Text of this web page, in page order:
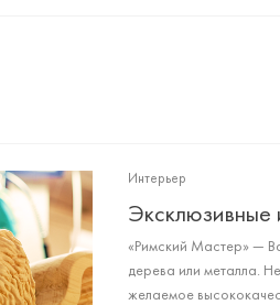
Интерьер
Эксклюзивные
«Римский Мастер» —
дерева или металла.
желаемое